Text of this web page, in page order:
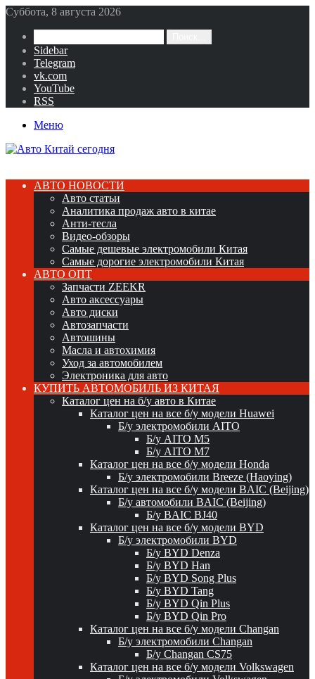
Суббота, 8 августа 2026
Sidebar
Telegram
vk.com
YouTube
RSS
Меню
АВТО НОВОСТИ
Авто статьи
Аналитика продаж авто в китае
Анти-тесла
Видео-обзоры
Самые дешевые электромобили Китая
Самые дорогие электромобили Китая
АВТО ОПТ
Запчасти ZEEKR
Авто аксессуары
Авто диски
Автозапчасти
Автошины
Масла и автохимия
Уход за автомобилем
Электроника для авто
КУПИТЬ АВТОМОБИЛЬ ИЗ КИТАЯ
Каталог цен на б/у авто в Китае
Каталог цен на все б/у модели Huawei
Б/у электромобили AITO
Б/у AITO M5
Б/у AITO M7
Каталог цен на все б/у модели Honda
Б/у электромобили Breeze (Haoying)
Каталог цен на все б/у модели BAIC (Beijing)
Б/у автомобили BAIC (Beijing)
Б/у BAIC BJ40
Каталог цен на все б/у модели BYD
Б/у электромобили BYD
Б/у BYD Denza
Б/у BYD Han
Б/у BYD Song Plus
Б/у BYD Tang
Б/у BYD Qin Plus
Б/у BYD Qin Pro
Каталог цен на все б/у модели Changan
Б/у электромобили Changan
Б/у Changan CS75
Каталог цен на все б/у модели Volkswagen